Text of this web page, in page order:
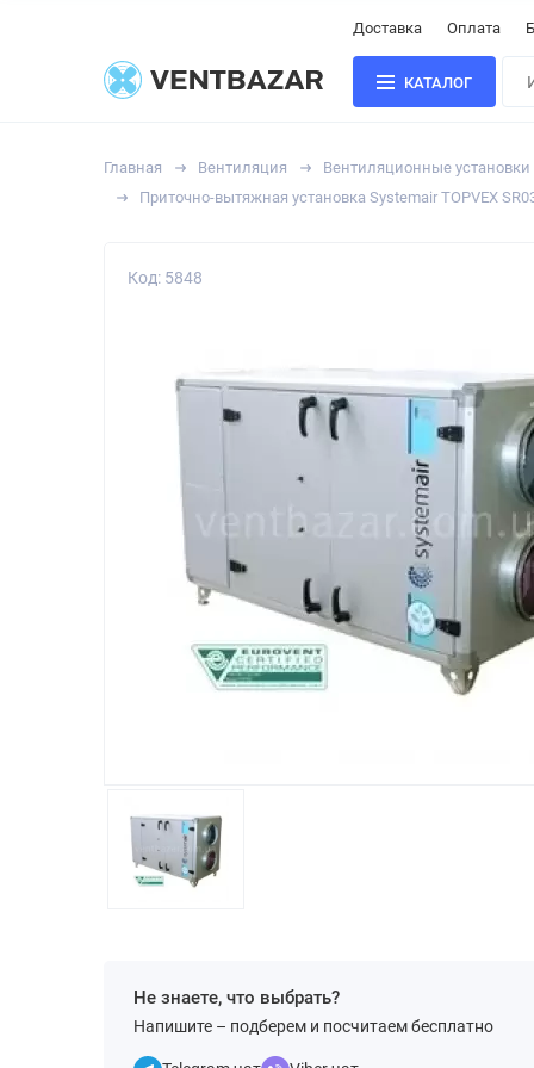
Доставка Оплата
КАТАЛОГ
Главная Вентиляция Вентиляционные установки
Приточно-вытяжная установка Systemair TOPVEX
Код: 5848
Не знаете, что выбрать?
Напишите – подберем и посчитаем бесплатно